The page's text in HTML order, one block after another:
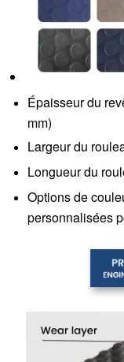
Épaisseur du
mm)
Largeur du
Longueur du
Options de
personnalisées